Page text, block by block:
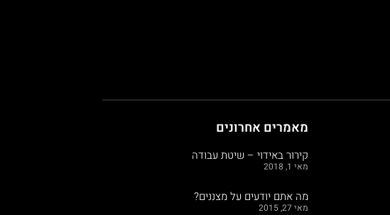
מאמרים אחרונים
קירור באידוי – שיטת עבודה
מאי 1, 2018
מה אתם יודעים על מצננים?
מאי 27, 2015